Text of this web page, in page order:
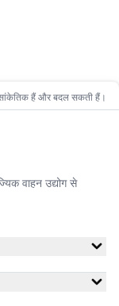
हैं और बदल सकती हैं।
वाहन उद्योग से